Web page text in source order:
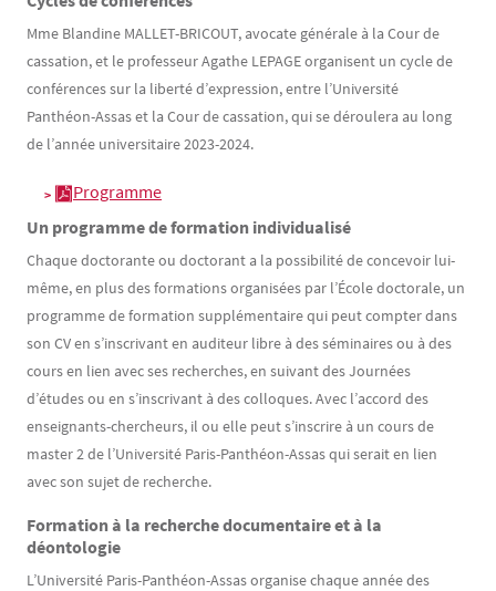
Mme Blandine MALLET-BRICOUT, avocate générale à la Cour de
cassation, et le professeur Agathe LEPAGE organisent un cycle de
conférences sur la liberté d’expression, entre l’Université
Panthéon-Assas et la Cour de cassation, qui se déroulera au long
de l’année universitaire 2023-2024.
Programme
Un programme de formation individualisé
Chaque doctorante ou doctorant a la possibilité de concevoir lui-
même, en plus des formations organisées par l’École doctorale, un
programme de formation supplémentaire qui peut compter dans
son CV en s’inscrivant en auditeur libre à des séminaires ou à des
cours en lien avec ses recherches, en suivant des Journées
d’études ou en s’inscrivant à des colloques. Avec l’accord des
enseignants-chercheurs, il ou elle peut s’inscrire à un cours de
master 2 de l’Université Paris-Panthéon-Assas qui serait en lien
avec son sujet de recherche.
Formation à la recherche documentaire et à la
déontologie
L’Université Paris-Panthéon-Assas organise chaque année des